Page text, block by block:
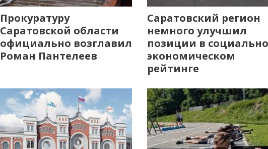
Прокуратуру
Саратовской области
официально возглавил
Роман Пантелеев
Саратовский регион
немного улучшил
позиции в
экономическом
рейтинге